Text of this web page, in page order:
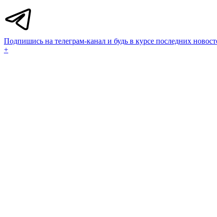
Подпишись на телеграм-канал и будь в курсе последних
+